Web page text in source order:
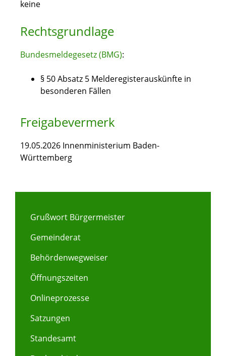
keine
Rechtsgrundlage
Bundesmeldegesetz (BMG):
§ 50 Absatz 5 Melderegisterauskünfte in
besonderen Fällen
Freigabevermerk
19.05.2026 Innenministerium Baden-
Württemberg
Grußwort Bürgermeister
Gemeinderat
Behördenwegweiser
Öffnungszeiten
Onlineprozesse
Satzungen
Standesamt